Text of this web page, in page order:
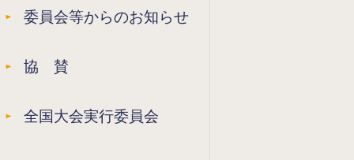
委員会等からのお知らせ
協 賛
全国大会実行委員会